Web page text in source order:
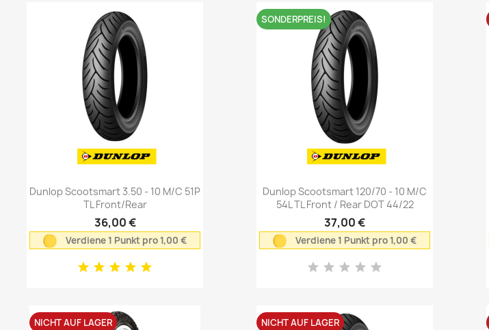
Vorschau
Dunlop Scootsmart 3.50 - 10 M/C 51P
TL Front/Rear
36,00 €
Verdiene 1 Punkt pro 1,00 €
Vorschau
Dunlop Scootsmart 120/70 - 10 M/C
54L TL Front / Rear DOT 44/22
37,00 €
Verdiene 1 Punkt pro 1,00 €
SONDERPREIS!
NICHT AUF LAGER NICHT AUF LAGER